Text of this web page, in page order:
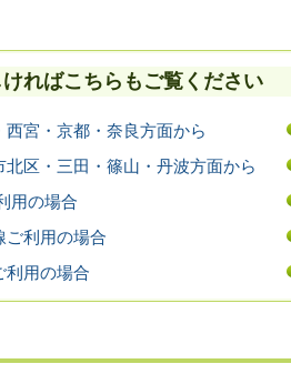
ければこちらもご覧ください
西宮・京都・奈良方面から
北区・三田・篠山・丹波方面から
用の場合
ご利用の場合
利用の場合